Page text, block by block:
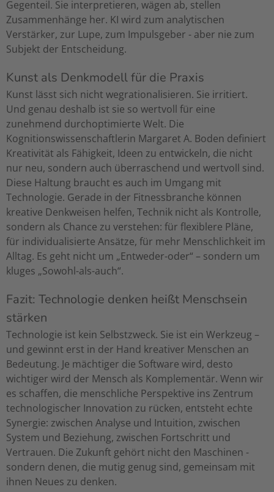
Gegenteil. Sie interpretieren, wägen ab, stellen
Zusammenhänge her. KI wird zum analytischen
Verstärker, zur Lupe, zum Impulsgeber - aber nie zum
Subjekt der Entscheidung.
Kunst als Denkmodell für die Praxis
Kunst lässt sich nicht wegrationalisieren. Sie irritiert.
Und genau deshalb ist sie so wertvoll für eine
zunehmend durchoptimierte Welt. Die
Kognitionswissenschaftlerin Margaret A. Boden definiert
Kreativität als Fähigkeit, Ideen zu entwickeln, die nicht
nur neu, sondern auch überraschend und wertvoll sind.
Diese Haltung braucht es auch im Umgang mit
Technologie. Gerade in der Fitnessbranche können
kreative Denkweisen helfen, Technik nicht als Kontrolle,
sondern als Chance zu verstehen: für flexiblere Pläne,
für individualisierte Ansätze, für mehr Menschlichkeit im
Alltag. Es geht nicht um „Entweder-oder“ – sondern um
kluges „Sowohl-als-auch“.
Fazit: Technologie denken heißt Menschsein
stärken
Technologie ist kein Selbstzweck. Sie ist ein Werkzeug –
und gewinnt erst in der Hand kreativer Menschen an
Bedeutung. Je mächtiger die Software wird, desto
wichtiger wird der Mensch als Komplementär. Wenn wir
es schaffen, die menschliche Perspektive ins Zentrum
technologischer Innovation zu rücken, entsteht echte
Synergie: zwischen Analyse und Intuition, zwischen
System und Beziehung, zwischen Fortschritt und
Vertrauen. Die Zukunft gehört nicht den Maschinen -
sondern denen, die mutig genug sind, gemeinsam mit
ihnen Neues zu denken.